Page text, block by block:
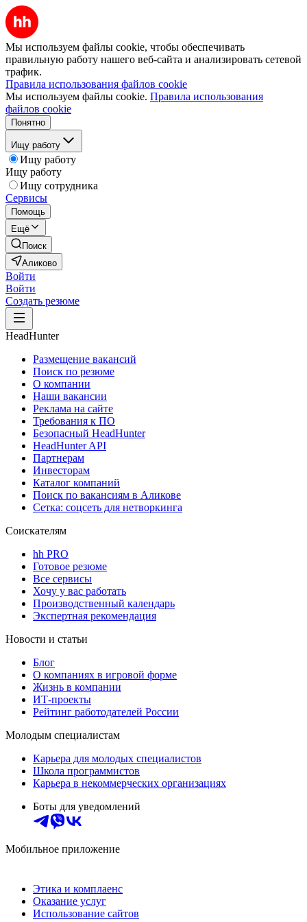
Мы используем файлы cookie, чтобы обеспечивать
правильную работу нашего веб-сайта и анализировать сетевой
трафик.
Правила использования файлов cookie
Мы используем файлы cookie. Правила использования
файлов cookie
Понятно
Ищу работу
Ищу работу
Ищу работу
Ищу сотрудника
Сервисы
Помощь
Ещё
Поиск
Аликово
Войти
Войти
Создать резюме
HeadHunter
Размещение вакансий
Поиск по резюме
О компании
Наши вакансии
Реклама на сайте
Требования к ПО
Безопасный HeadHunter
HeadHunter API
Партнерам
Инвесторам
Каталог компаний
Поиск по вакансиям в Аликове
Сетка: соцсеть для нетворкинга
Соискателям
hh PRO
Готовое резюме
Все сервисы
Хочу у вас работать
Производственный календарь
Экспертная рекомендация
Новости и статьи
Блог
О компаниях в игровой форме
Жизнь в компании
ИТ-проекты
Рейтинг работодателей России
Молодым специалистам
Карьера для молодых специалистов
Школа программистов
Карьера в некоммерческих организациях
Боты для уведомлений
Мобильное приложение
Этика и комплаенс
Оказание услуг
Использование сайтов